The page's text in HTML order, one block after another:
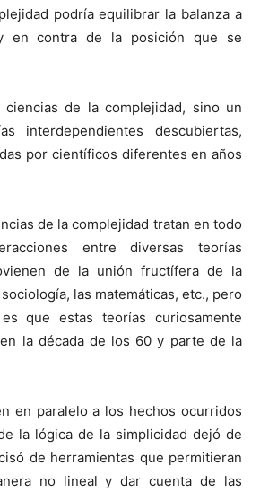
podría equilibrar la balanza a
en contra de la posición que se
de la complejidad, sino un
interdependientes descubiertas,
por científicos diferentes en años
de la complejidad tratan en todo
entre diversas teorías
de la unión fructífera de la
las matemáticas, etc., pero
que estas teorías curiosamente
la década de los 60 y parte de la
en paralelo a los hechos ocurridos
la lógica de la simplicidad dejó de
de herramientas que permitieran
no lineal y dar cuenta de las